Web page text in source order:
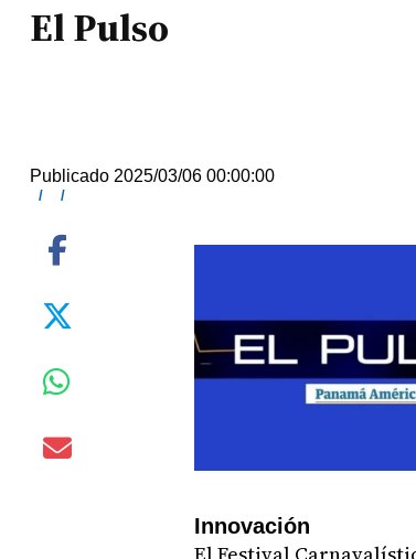
El Pulso
Publicado 2025/03/06 00:00:00
/ /
Innovación